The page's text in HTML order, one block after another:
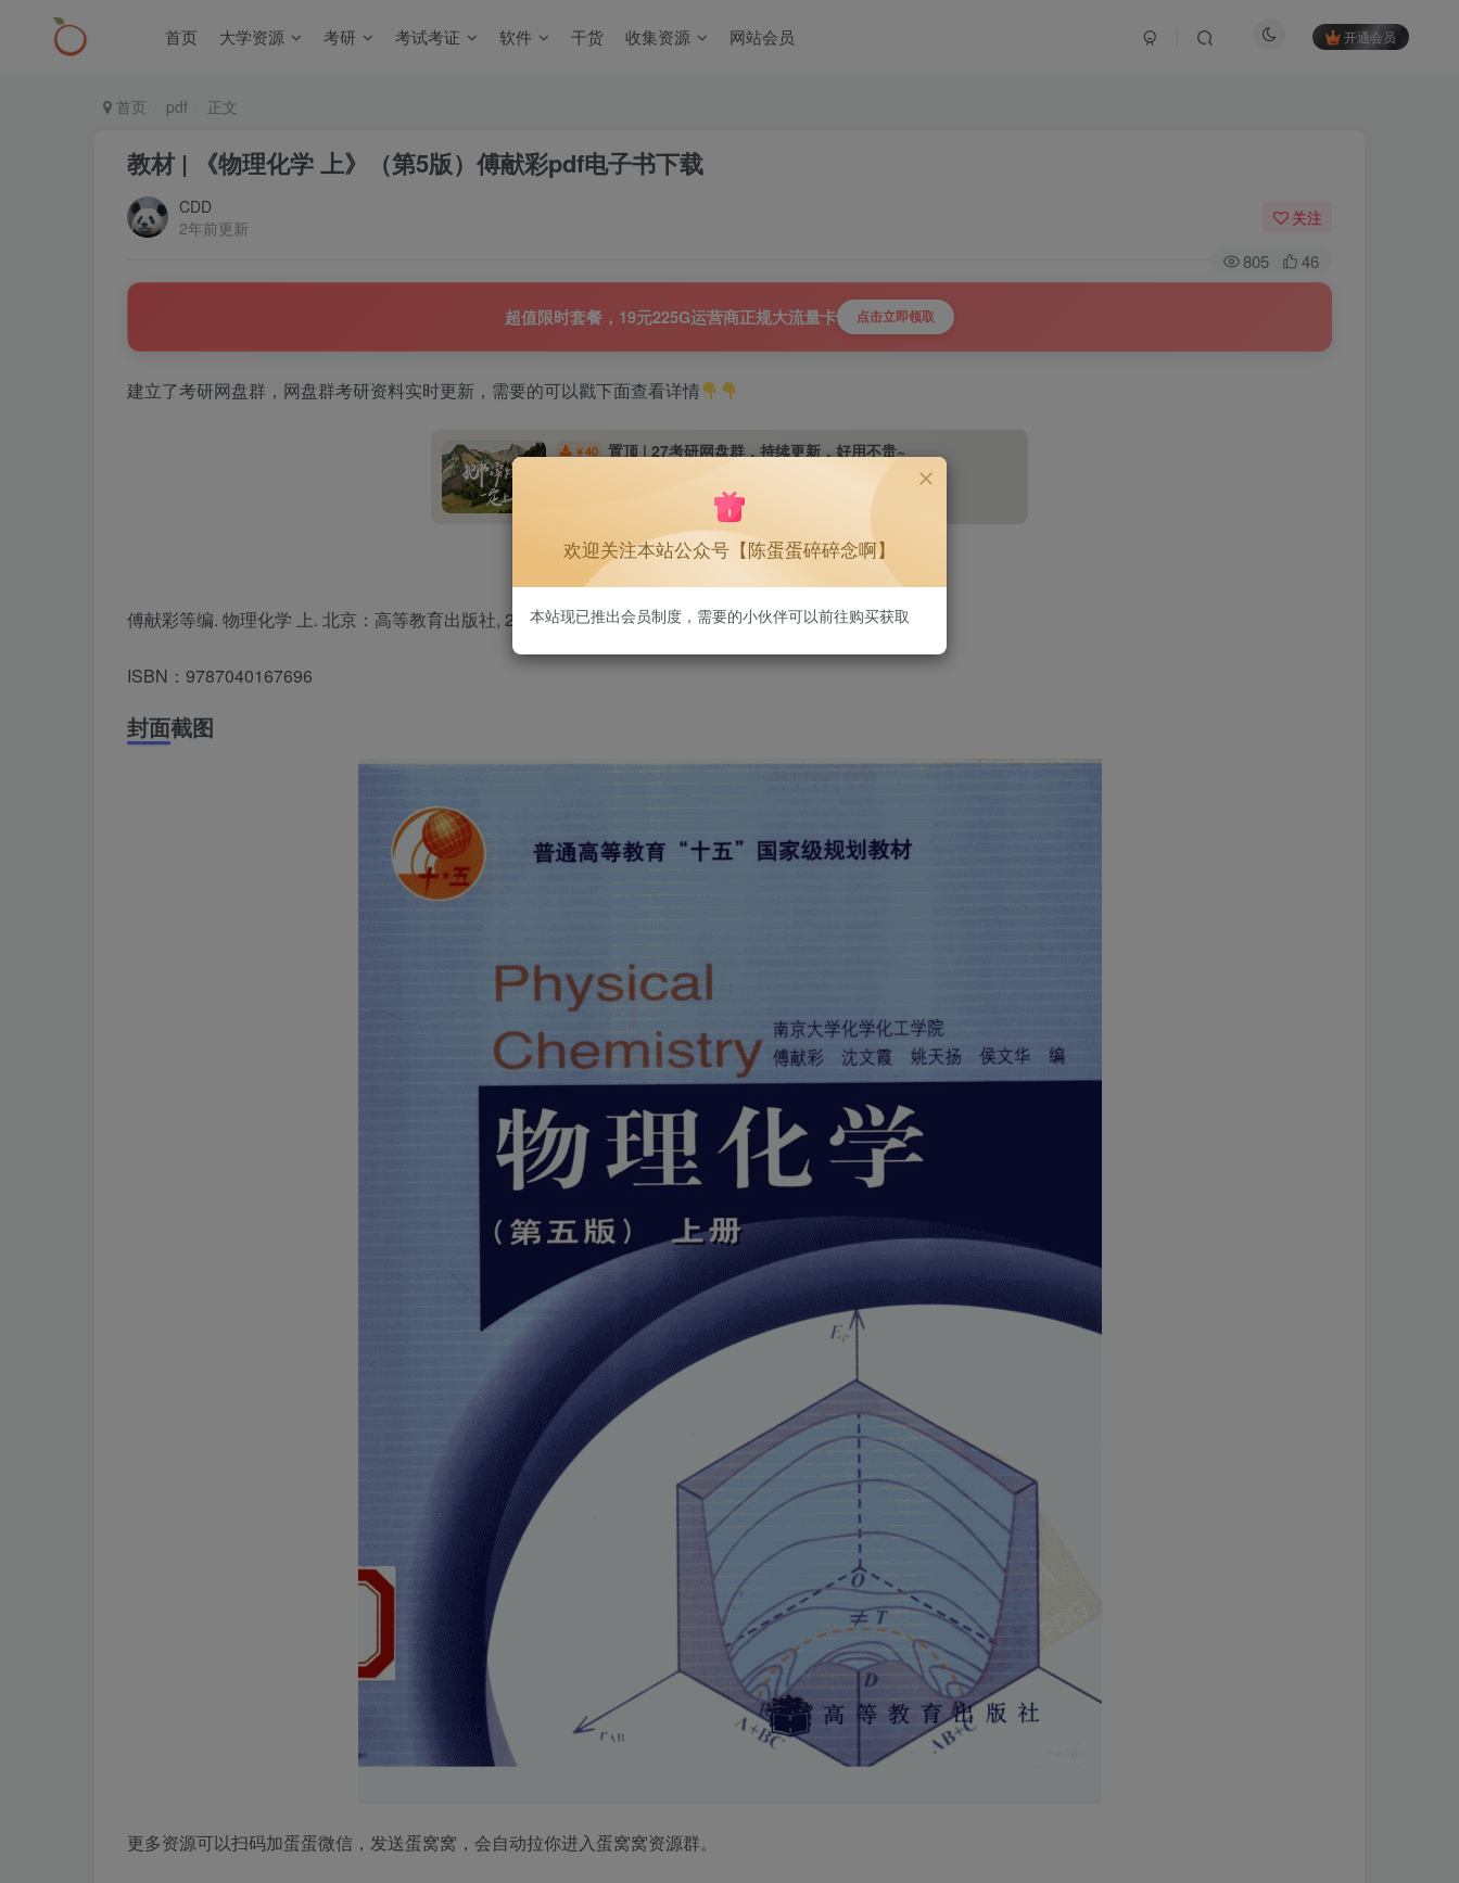
首页 大学资源 考研 考试考证 软件 干货 收集资源 网站会员 开通会员
首页 pdf 正文
教材 | 《物理化学 上》（第5版）傅献彩pdf电子书下载
CDD
2年前更新
关注
805 46
超值限时套餐，19元225G运营商正规大流量卡 点击立即领取
建立了考研网盘群，网盘群考研资料实时更新，需要的可以戳下面查看详情
￥40 置顶 | 27考研网盘群，持续更新，好用不贵~
傅献彩等编. 物理化学 上. 北京：高等教育出版社, 2005.07.
ISBN：9787040167696
封面截图
更多资源可以扫码加蛋蛋微信，发送蛋窝窝，会自动拉你进入蛋窝窝资源群。
欢迎关注本站公众号【陈蛋蛋碎碎念啊】
本站现已推出会员制度，需要的小伙伴可以前往购买获取